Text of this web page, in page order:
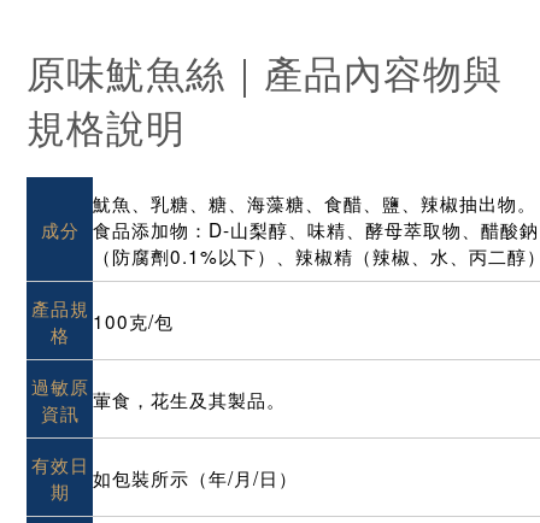
原味魷魚絲｜產品內容物與
規格說明
成分
魷魚、乳糖、糖、海藻糖、食醋、鹽、辣椒抽出物。
食品添加物：D-山梨醇、味精、酵母萃取物、醋酸
（防腐劑0.1%以下）、辣椒精（辣椒、水、丙二醇
產品規
格
100克/包
過敏原
資訊 葷食，花生及其製品。
有效日
期
如包裝所示（年/月/日）